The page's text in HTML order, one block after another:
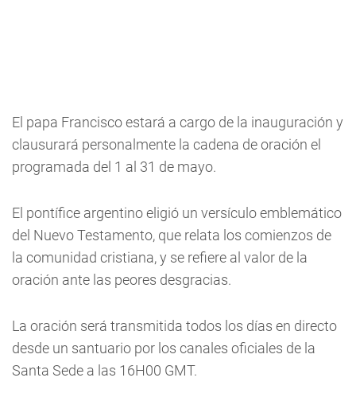
El papa Francisco estará a cargo de la inauguración y
clausurará personalmente la cadena de oración el
programada del 1 al 31 de mayo.
El pontífice argentino eligió un versículo emblemático
del Nuevo Testamento, que relata los comienzos de
la comunidad cristiana, y se refiere al valor de la
oración ante las peores desgracias.
La oración será transmitida todos los días en directo
desde un santuario por los canales oficiales de la
Santa Sede a las 16H00 GMT.